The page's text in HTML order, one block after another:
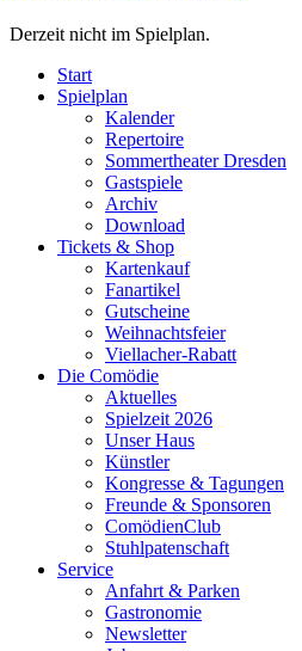
Derzeit nicht im Spielplan.
Start
Spielplan
Kalender
Repertoire
Sommertheater Dresden
Gastspiele
Archiv
Download
Tickets & Shop
Kartenkauf
Fanartikel
Gutscheine
Weihnachtsfeier
Viellacher-Rabatt
Die Comödie
Aktuelles
Spielzeit 2026
Unser Haus
Künstler
Kongresse & Tagungen
Freunde & Sponsoren
ComödienClub
Stuhlpatenschaft
Service
Anfahrt & Parken
Gastronomie
Newsletter